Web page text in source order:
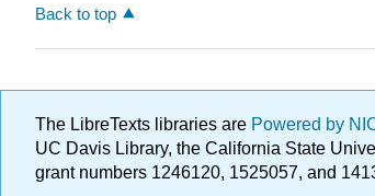
Back to top
The LibreTexts libraries are Powered by
UC Davis Library, the California State
grant numbers 1246120, 1525057, and